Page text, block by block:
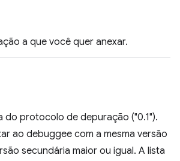
a que você quer anexar.
do protocolo de depuração ("0.1").
ao debuggee com a mesma versão
secundária maior ou igual. A lista